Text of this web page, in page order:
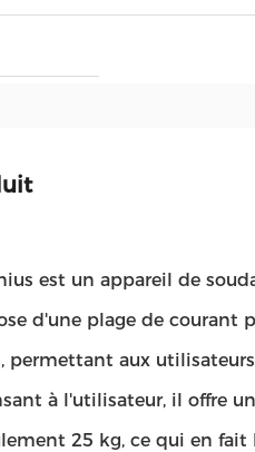
est un appareil de
d'une plage de
permettant aux
à l'utilisateur, il offre
25 kg, ce qui en